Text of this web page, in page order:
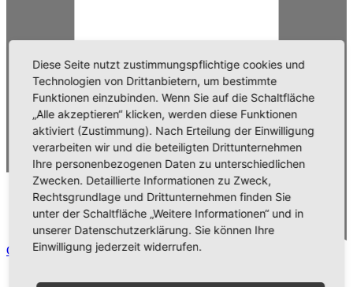
Comment
Diese Seite nutzt zustimmungspflichtige cookies und
Technologien von Drittanbietern, um bestimmte
Funktionen einzubinden. Wenn Sie auf die Schaltfläche
„Alle akzeptieren“ klicken, werden diese Funktionen
aktiviert (Zustimmung). Nach Erteilung der Einwilligung
verarbeiten wir und die beteiligten Drittunternehmen
Ihre personenbezogenen Daten zu unterschiedlichen
Zwecken. Detaillierte Informationen zu Zweck,
Rechtsgrundlage und Drittunternehmen finden Sie
unter der Schaltfläche „Weitere Informationen“ und in
unserer Datenschutzerklärung. Sie können Ihre
Einwilligung jederzeit widerrufen.